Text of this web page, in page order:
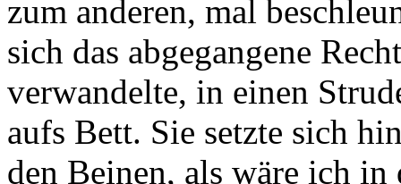
zum anderen, mal
sich das abgegangene
verwandelte, in einen
aufs Bett. Sie setzte sich
den Beinen, als wäre ich